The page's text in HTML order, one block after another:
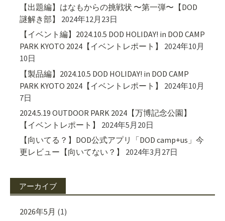
【出題編】はなもからの挑戦状 〜第一弾〜【DOD
謎解き部】
2024年12月23日
【イベント編】2024.10.5 DOD HOLIDAY! in DOD CAMP
PARK KYOTO 2024【イベントレポート】
2024年10月
10日
【製品編】2024.10.5 DOD HOLIDAY! in DOD CAMP
PARK KYOTO 2024【イベントレポート】
2024年10月
7日
2024.5.19 OUTDOOR PARK 2024【万博記念公園】
【イベントレポート】
2024年5月20日
【向いてる？】DOD公式アプリ「DOD camp+us」今
更レビュー【向いてない？】
2024年3月27日
アーカイブ
2026年5月 (1)